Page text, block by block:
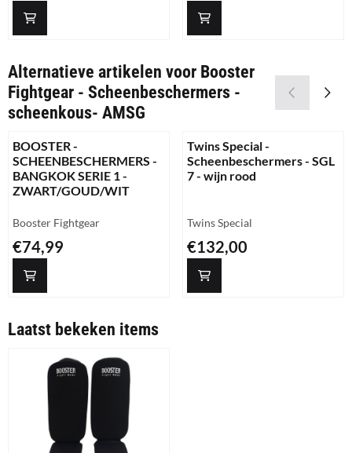
Alternatieve artikelen voor Booster
Fightgear - Scheenbeschermers -
scheenkous- AMSG
BOOSTER -
SCHEENBESCHERMERS -
BANGKOK SERIE 1 -
ZWART/GOUD/WIT
Merk:
Booster Fightgear
Prijs: 74,99
€74,99
Twins Special -
Scheenbeschermers - SGL
7 - wijn rood
Merk:
Twins Special
Prijs: 132,00
€132,00
Laatst bekeken items